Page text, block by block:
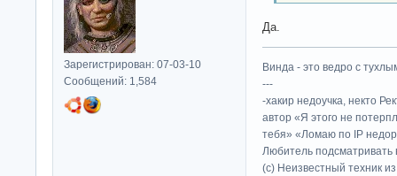
Зарегистрирован: 07-03-10
Сообщений: 1,584
Да.
Винда - это ведро с
---
-хакир недоучка, некто
автор «Я этого не
тебя» «Ломаю по IP
Любитель подсматривать
(c) Неизвестный техник